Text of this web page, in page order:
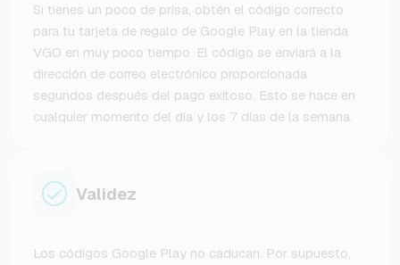
Si tienes un poco de prisa, obtén el código correcto
para tu tarjeta de regalo de Google Play en la tienda
VGO en muy poco tiempo. El código se enviará a la
dirección de correo electrónico proporcionada
segundos después del pago exitoso. Esto se hace en
cualquier momento del día y los 7 días de la semana.
Validez
Los códigos Google Play no caducan. Por supuesto,